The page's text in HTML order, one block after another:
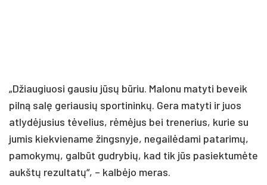
„Džiau­giuo­si gau­siu jū­sų bū­riu. Ma­lo­nu ma­ty­ti be­veik
pil­ną sa­lę ge­riau­sių spor­ti­nin­kų. Ge­ra ma­ty­ti ir juos
at­ly­dė­ju­sius tė­ve­lius, rė­mė­jus bei tre­ne­rius, ku­rie su
ju­mis kiek­vie­na­me žings­ny­je, ne­gai­lė­da­mi pa­ta­ri­mų,
pa­mo­ky­mų, gal­būt gud­ry­bių, kad tik jūs pa­siek­tu­mė­te
aukš­tų re­zul­ta­tų“, – kal­bė­jo me­ras.